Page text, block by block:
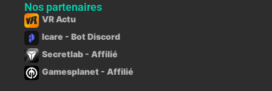
Nos partenaires
VR Actu
Icare - Bot Discord
Secretlab - Affilié
Gamesplanet - Affilié